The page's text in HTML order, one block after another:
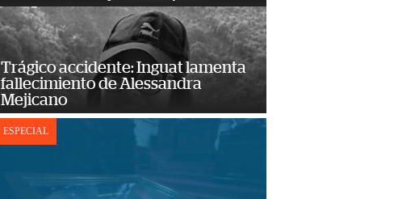
Trágico accidente: Inguat lamenta
fallecimiento de Alessandra
Mejicano
ESPECIAL